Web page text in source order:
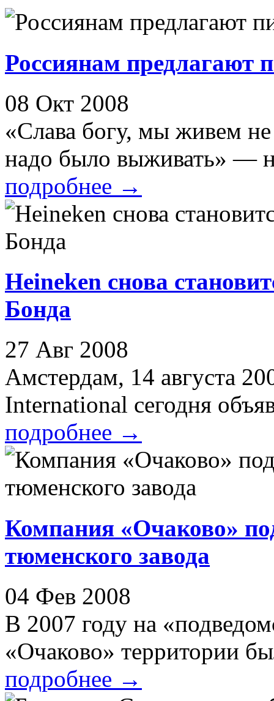
Россиянам предлагают
08 Окт 2008
«Слава богу, мы живем не
надо было выживать» —
подробнее →
Heineken снова
Бонда
27 Авг 2008
Амстердам, 14 августа
International сегодня
подробнее →
Компания «Очаково»
тюменского завода
04 Фев 2008
В 2007 году на
«Очаково» территории
подробнее →